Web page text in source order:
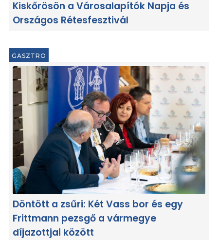
Kiskőrösön a Városalapítók Napja és
Országos Rétesfesztivál
GASZTRO
Döntött a zsűri: Két Vass bor és egy
Frittmann pezsgő a vármegye
díjazottjai között